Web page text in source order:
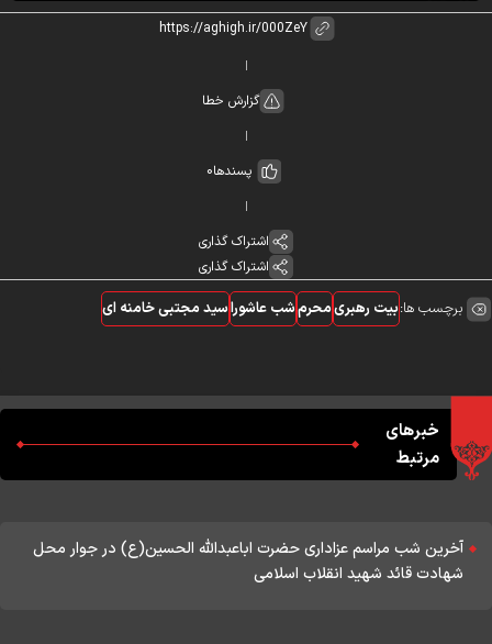
گزارش خطا
پسندها0
اشتراک گذاری
اشتراک گذاری
برچسب ها:بیت رهبریمحرمشب عاشوراسید مجتبی خامنه ای
خبرهای
مرتبط
آخرین شب مراسم عزاداری حضرت اباعبدالله الحسین(ع) در جوار محل
شهادت قائد شهید انقلاب اسلامی